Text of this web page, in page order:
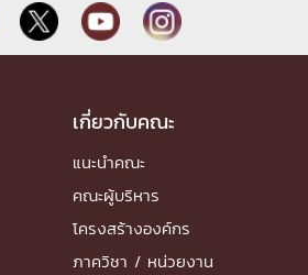
เกี่ยวกับคณะ
แนะนำคณะ
คณะผู้บริหาร
โครงสร้างองค์กร
ภาควิชา / หน่วยงาน